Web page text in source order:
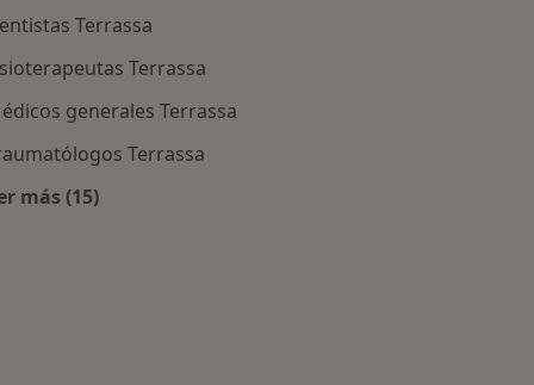
Terrassa
Terrassa
generales Terrassa
Terrassa
más (15)